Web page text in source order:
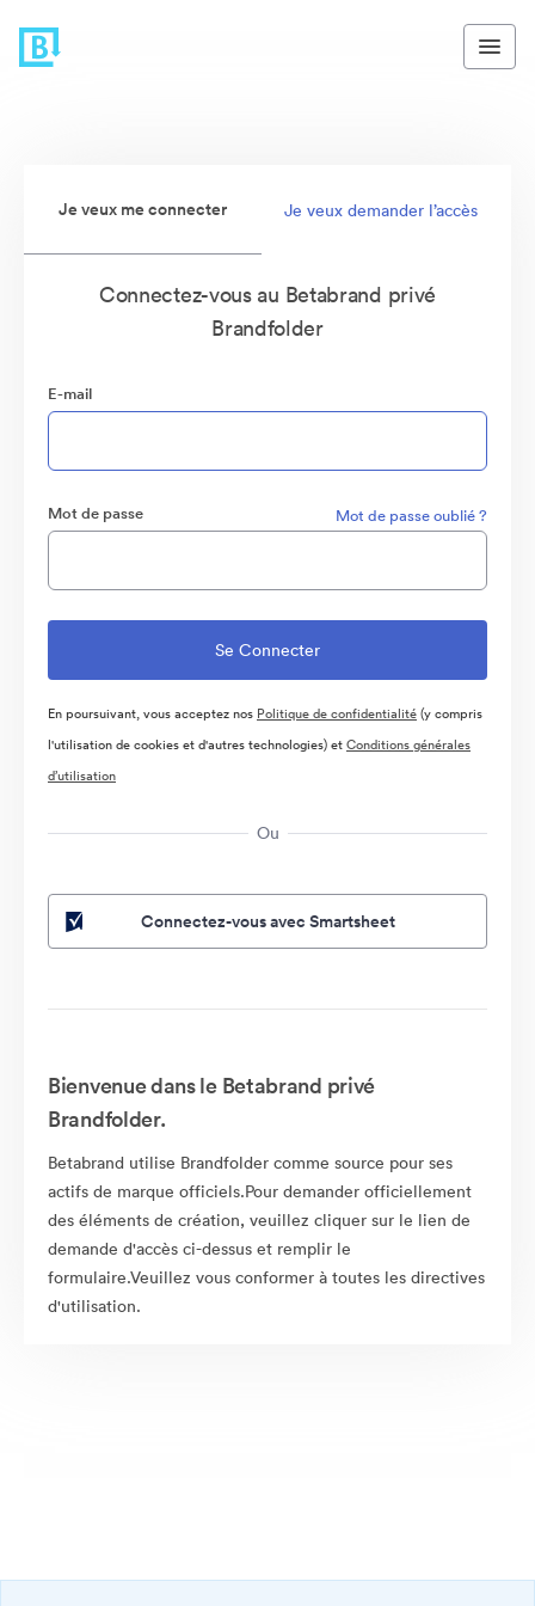
Je veux me connecter Je veux demander l’accès
Connectez-vous au Betabrand privé
Brandfolder
E-mail
Mot de passe Mot de passe oublié ?
En poursuivant, vous acceptez nos Politique de confidentialité(y compris
l'utilisation de cookies et d'autres technologies) etConditions générales
d’utilisation
Ou
Connectez-vous avec Smartsheet
Bienvenue dans le Betabrand privé
Brandfolder.
Betabrand utilise Brandfolder comme source pour ses
actifs de marque officiels.Pour demander officiellement
des éléments de création, veuillez cliquer sur le lien de
demande d'accès ci-dessus et remplir le
formulaire.Veuillez vous conformer à toutes les directives
d'utilisation.